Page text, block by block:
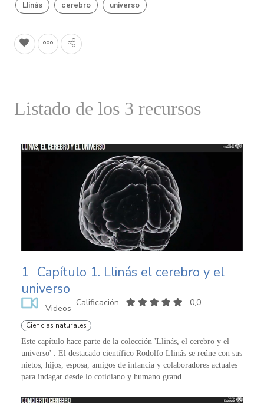
Llinás cerebro universo
Listado de los 3 recursos
1 Capítulo 1. Llinás el cerebro y el
universo
Videos
Calificación 0,0
Ciencias naturales
Este capítulo hace parte de la colección 'Llinás, el cerebro y el
universo' . El destacado científico Rodolfo Llinás se reúne con sus
nietos, hijos, esposa, amigos de infancia y colaboradores actuales
para indagar desde lo cotidiano y humano grand...